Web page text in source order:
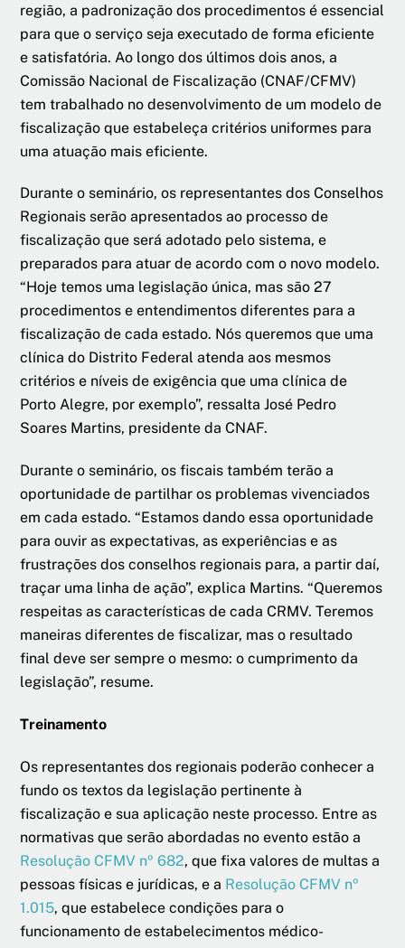
região, a padronização dos procedimentos é essencial
para que o serviço seja executado de forma eficiente
e satisfatória. Ao longo dos últimos dois anos, a
Comissão Nacional de Fiscalização (CNAF/CFMV)
tem trabalhado no desenvolvimento de um modelo de
fiscalização que estabeleça critérios uniformes para
uma atuação mais eficiente.
Durante o seminário, os representantes dos Conselhos
Regionais serão apresentados ao processo de
fiscalização que será adotado pelo sistema, e
preparados para atuar de acordo com o novo modelo.
“Hoje temos uma legislação única, mas são 27
procedimentos e entendimentos diferentes para a
fiscalização de cada estado. Nós queremos que uma
clínica do Distrito Federal atenda aos mesmos
critérios e níveis de exigência que uma clínica de
Porto Alegre, por exemplo”, ressalta José Pedro
Soares Martins, presidente da CNAF.
Durante o seminário, os fiscais também terão a
oportunidade de partilhar os problemas vivenciados
em cada estado. “Estamos dando essa oportunidade
para ouvir as expectativas, as experiências e as
frustrações dos conselhos regionais para, a partir daí,
traçar uma linha de ação”, explica Martins. “Queremos
respeitas as características de cada CRMV. Teremos
maneiras diferentes de fiscalizar, mas o resultado
final deve ser sempre o mesmo: o cumprimento da
legislação”, resume.
Treinamento
Os representantes dos regionais poderão conhecer a
fundo os textos da legislação pertinente à
fiscalização e sua aplicação neste processo. Entre as
normativas que serão abordadas no evento estão a
Resolução CFMV nº 682, que fixa valores de multas a
pessoas físicas e jurídicas, e a Resolução CFMV nº
1.015, que estabelece condições para o
funcionamento de estabelecimentos médico-